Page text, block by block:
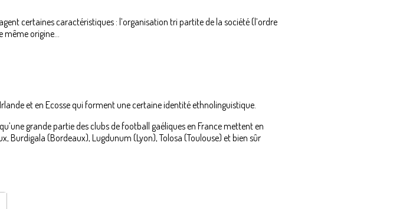
certaines caractéristiques : l’organisation tri partite de la société (l’ordre
origine...
et en Ecosse qui forment une certaine identité ethnolinguistique.
grande partie des clubs de football gaéliques en France mettent en
Burdigala (Bordeaux), Lugdunum (Lyon), Tolosa (Toulouse) et bien sûr